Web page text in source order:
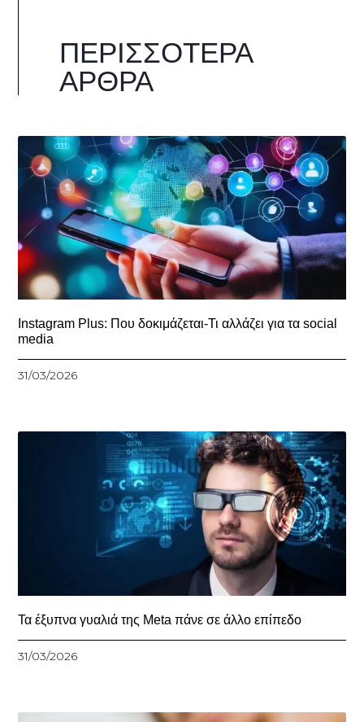
ΠΕΡΙΣΣΌΤΕΡΑ
ΆΡΘΡΑ
Instagram Plus: Που δοκιμάζεται-Τι αλλάζει για τα social
media
31/03/2026
Τα έξυπνα γυαλιά της Meta πάνε σε άλλο επίπεδο
31/03/2026